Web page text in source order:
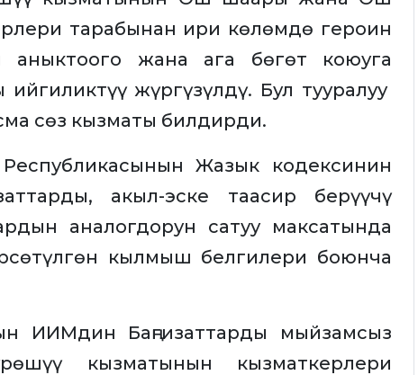
тарабынан ири көлөмдө героин
аныктоого жана ага бөгөт коюуга
жүргүзүлдү. Бул тууралуу
сөз кызматы билдирди.
Жазык кодексинин
акыл-эске таасир берүүчү
аналогдорун сатуу максатында
кылмыш белгилери боюнча
ИИМдин Баңгизаттарды мыйзамсыз
кызматынын кызматкерлери